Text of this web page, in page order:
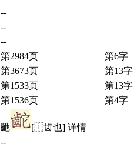
--
--
--
第2984页
第6字
第3673页
第13字
第1533页
第13字
第1536页 第4字
䶔
[⿰齿也] 详情
--